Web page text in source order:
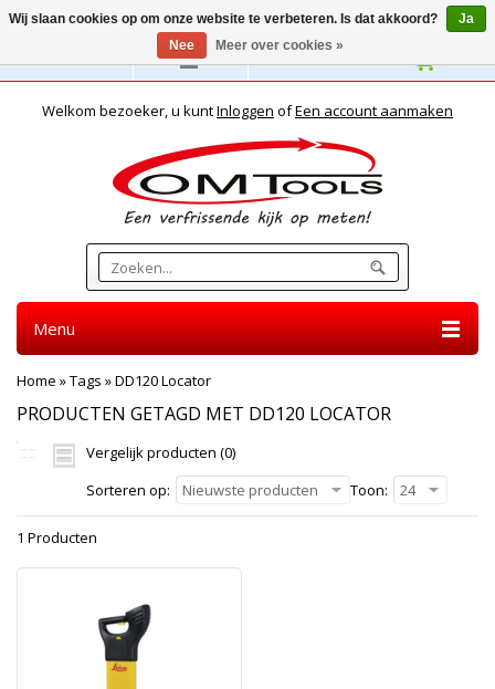
Nederlands
Welkom bezoeker, u kuntInloggen ofEen account aanmaken
Menu
Home »Tags »DD120 Locator
PRODUCTEN GETAGD MET DD120 LOCATOR
Vergelijk producten (0)
Sorteren op:
Nieuwste producten Toon: 24
1 Producten
Wij slaan cookies op om onze website te verbeteren. Is dat akkoord?
Ja
Nee
Meer over cookies »